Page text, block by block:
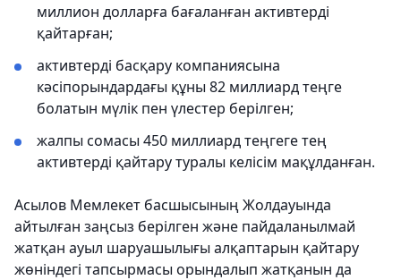
миллион долларға бағаланған активтерді
қайтарған;
активтерді басқару компаниясына
кәсіпорындардағы құны 82 миллиард теңге
болатын мүлік пен үлестер берілген;
жалпы сомасы 450 миллиард теңгеге тең
активтерді қайтару туралы келісім мақұлданған.
Асылов Мемлекет басшысының Жолдауында
айтылған заңсыз берілген және пайдаланылмай
жатқан ауыл шаруашылығы алқаптарын қайтару
жөніндегі тапсырмасы орындалып жатқанын да